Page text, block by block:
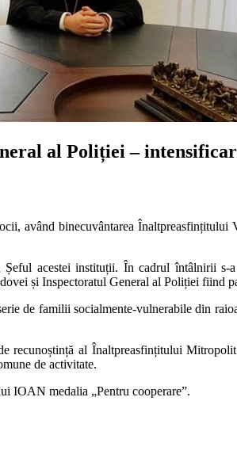
al Poliției –
având binecuvântarea
acestei instituții. În cadrul întâlnirii s-
și Inspectoratul General al Poliției fiind
de familii socialmente-vulnerabile din
al Înaltpreasfințitului
de activitate.
IOAN medalia „Pentru cooperare”.